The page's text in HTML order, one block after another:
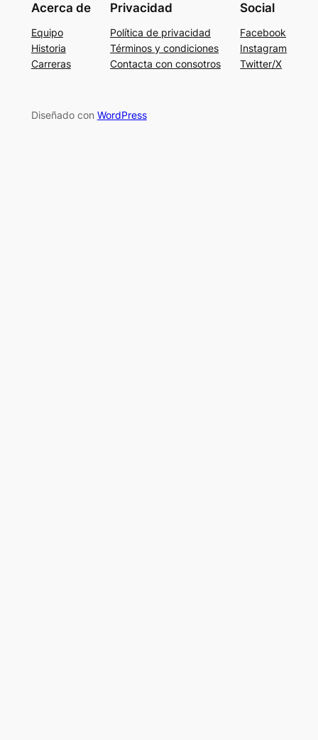
Acerca de
Equipo
Historia
Carreras
Privacidad
Política de privacidad
Términos y condiciones
Contacta con consotros
Social
Facebook
Instagram
Twitter/X
Diseñado con WordPress